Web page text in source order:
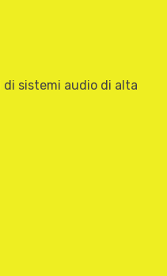
sistemi audio di alta